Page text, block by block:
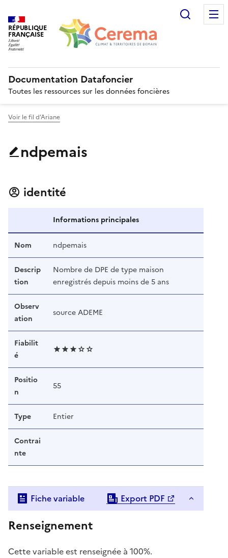
RÉPUBLIQUE
FRANÇAISE
Documentation Datafoncier
Toutes les ressources sur les données foncières
Voir le fil d’Ariane
ndpemais
identité
Informations principales
Nom ndpemais
Descrip
tion
Nombre de DPE de type maison
enregistrés depuis moins de 5 ans
Observ
ation
source ADEME
Fiabilit
é
Positio
n
55
Type Entier
Contrai
nte
Fiche variable Export PDF
Renseignement
Cette variable est renseignée à 100%.